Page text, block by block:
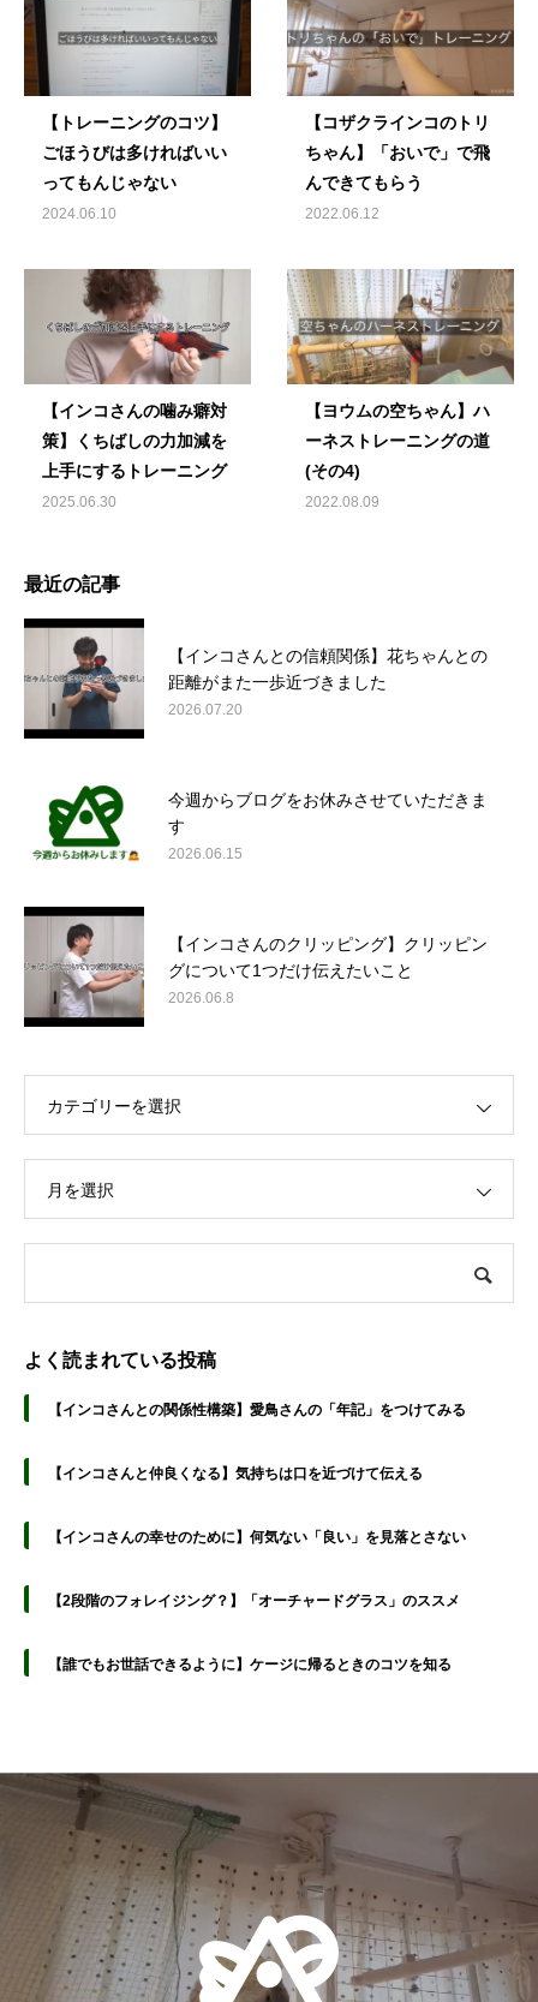
【トレーニングのコツ】
ごほうびは多ければいい
ってもんじゃない
2024.06.10
【コザクラインコのトリ
ちゃん】「おいで」で飛
んできてもらう
2022.06.12
【インコさんの噛み癖対
策】くちばしの力加減を
上手にするトレーニング
2025.06.30
【ヨウムの空ちゃん】ハ
ーネストレーニングの道
(その4)
2022.08.09
最近の記事
【インコさんとの信頼関係】花ちゃんとの
距離がまた一歩近づきました
2026.07.20
今週からブログをお休みさせていただきま
す
2026.06.15
【インコさんのクリッピング】クリッピン
グについて1つだけ伝えたいこと
2026.06.8
カテゴリーを選択
月を選択
よく読まれている投稿
【インコさんとの関係性構築】愛鳥さんの「年記」をつけてみる
【インコさんと仲良くなる】気持ちは口を近づけて伝える
【インコさんの幸せのために】何気ない「良い」を見落とさない
【2段階のフォレイジング？】「オーチャードグラス」のススメ
【誰でもお世話できるように】ケージに帰るときのコツを知る